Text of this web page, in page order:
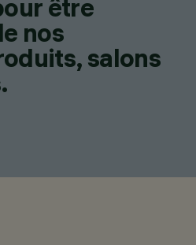
être
nos
salons